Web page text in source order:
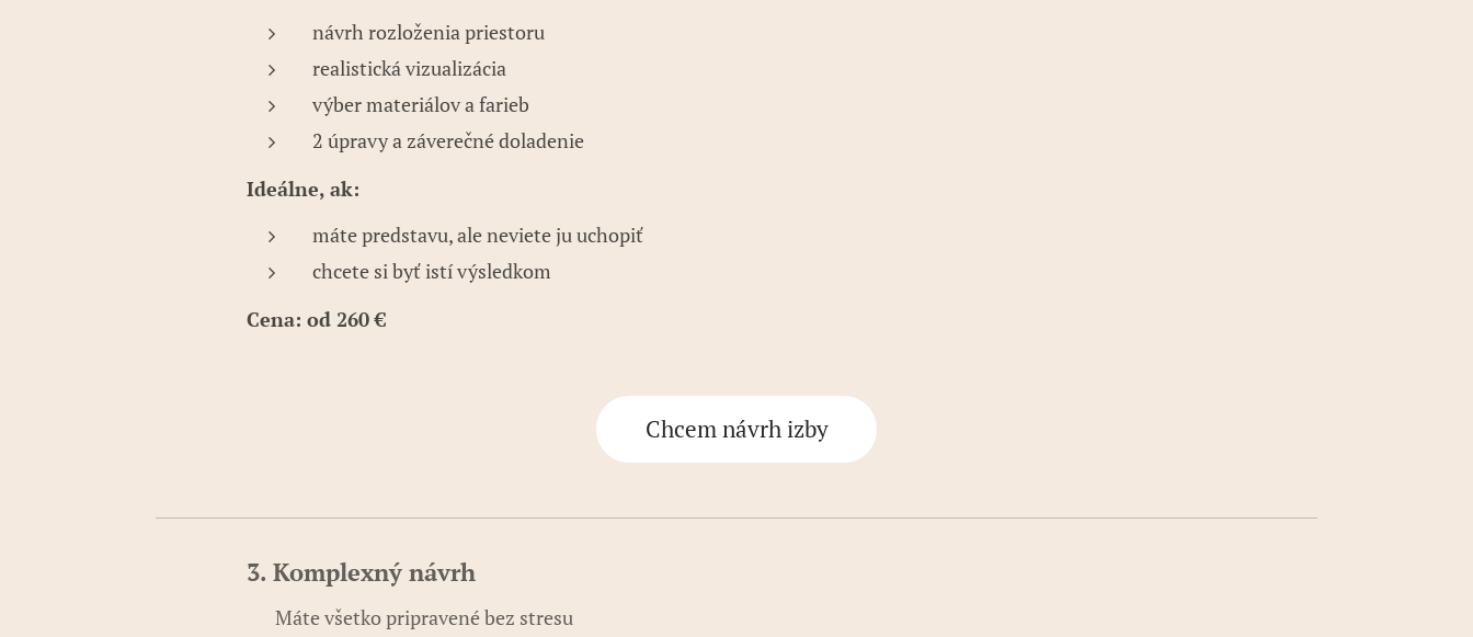
návrh rozloženia priestoru
realistická vizualizácia
výber materiálov a farieb
2 úpravy a záverečné doladenie
Ideálne, ak:
máte predstavu, ale neviete ju uchopiť
chcete si byť istí výsledkom
Cena: od 260 €
Chcem návrh izby
3. Komplexný návrh
✨ Máte všetko pripravené bez stresu